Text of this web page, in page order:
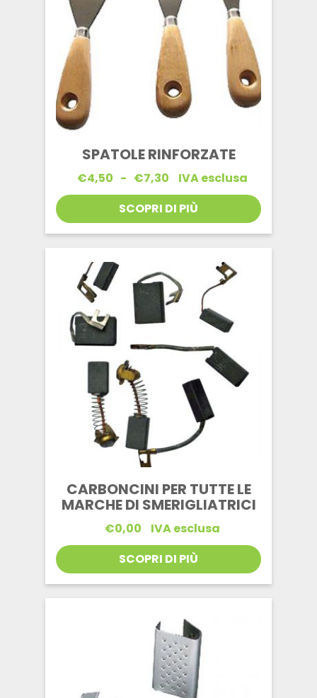
SPATOLE RINFORZATE
€4,50 - €7,30Fascia
prezzo:
da
€4,50
a
IVA esclusa
SCOPRI DI PIÙ
CARBONCINI PER TUTTE LE
MARCHE DI SMERIGLIATRICI
€0,00
IVA esclusa
SCOPRI DI PIÙ